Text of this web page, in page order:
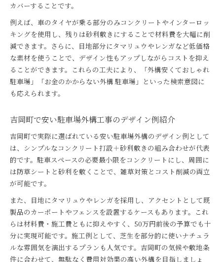
カバーすることです。
例えば、車のタイヤが乗る部分のみコンクリートやインターロッ
キングを使用し、残りは砂利敷きにすることで材料費を大幅に削
減できます。さらに、目地部分にタマリュウやレンガなど低価格
な素材を使うことで、デザイン性もアップしながらコストを抑え
ることができます。これらの工夫により、「外構安くておしゃれ
駐車場」「お金のかからない外構 駐車場」といった検索意図に
も応えられます。
吉岡町で安い駐車場外構工事のデザイン例紹介
吉岡町で実際に選ばれている安い駐車場外構のデザイン例として
は、シンプルなコンクリート打設＋砂利敷きの組み合わせが代表
的です。駐車スペースの必要最小限をコンクリートにし、周囲に
は防草シートと砂利を敷くことで、雑草対策とコスト削減の両立
が可能です。
また、目地にタマリュウやレンガを採用し、アクセントとして既
製品のカーポートやフェンスを設置するケースもあります。これ
らは材料費・施工費ともに抑えやすく、50万円前後の予算でも十
分に実現可能です。施工例として、芝生を部分的に使いナチュラ
ルな雰囲気を演出するプランも人気です。吉岡町の気候や敷地条
件に合わせて、無駄なく費用対効果の高い外構を目指しましょ